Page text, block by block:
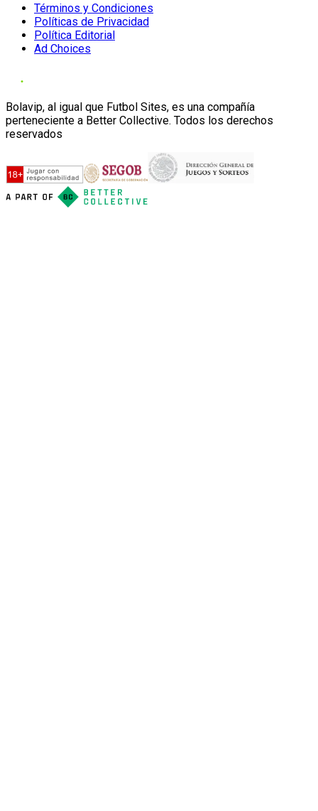
Términos y Condiciones
Políticas de Privacidad
Política Editorial
Ad Choices
Bolavip, al igual que Futbol Sites, es una compañía
perteneciente a Better Collective. Todos los derechos
reservados